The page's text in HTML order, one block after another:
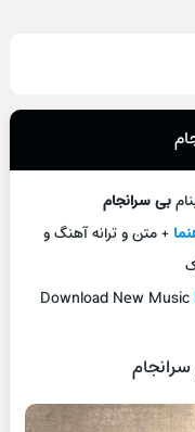
بی سرانجام
+ متن و ترانه آهنگ و
Download New Music